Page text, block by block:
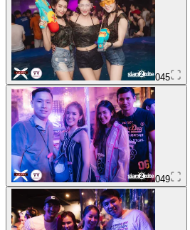
045
049